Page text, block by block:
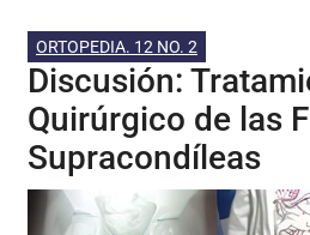
ORTOPEDIA. 12 NO. 2
Discusión:
Quirúrgico de las
Supracondíleas